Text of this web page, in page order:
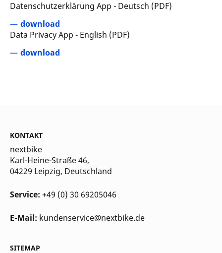
Datenschutzerklärung App - Deutsch (PDF)
download
Data Privacy App - English (PDF)
download
KONTAKT
nextbike
Karl-Heine-Straße 46,
04229 Leipzig, Deutschland
Service: +49 (0) 30 69205046
E-Mail: kundenservice@nextbike.de
SITEMAP